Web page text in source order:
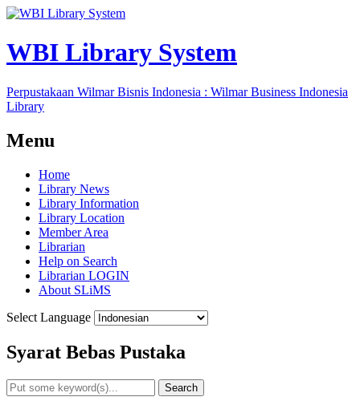
WBI Library System
Perpustakaan Wilmar Bisnis Indonesia : Wilmar Business Indonesia
Library
Menu
Home
Library News
Library Information
Library Location
Member Area
Librarian
Help on Search
Librarian LOGIN
About SLiMS
Select Language
Syarat Bebas Pustaka
Search